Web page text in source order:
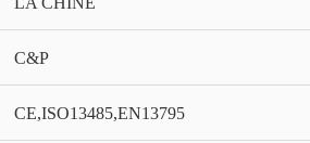
C&P
CE,ISO13485,EN13795